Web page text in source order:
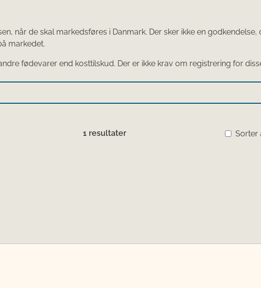
når de skal markedsføres i Danmark. Der sker ikke en
markedet.
fødevarer end kosttilskud. Der er ikke krav om registrering for
1 resultater Sorter